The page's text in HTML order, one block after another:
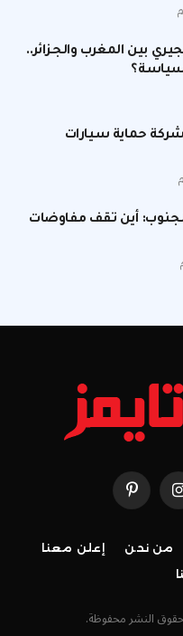
بين المغرب والجزائر..
حماية سيارات
أين تقف مفاوضات
الانستغرامبينتيريست
من نحن
إعلن معنا